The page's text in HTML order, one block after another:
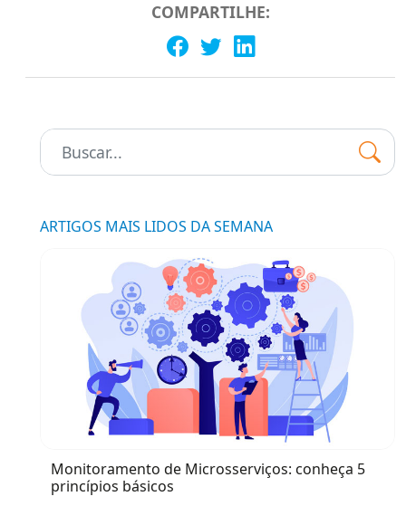
COMPARTILHE:
Pesquisar:
ARTIGOS MAIS LIDOS DA SEMANA
Monitoramento de Microsserviços: conheça 5
princípios básicos